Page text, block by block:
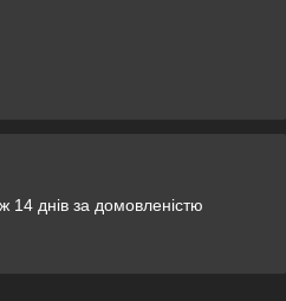
14 днів за домовленістю